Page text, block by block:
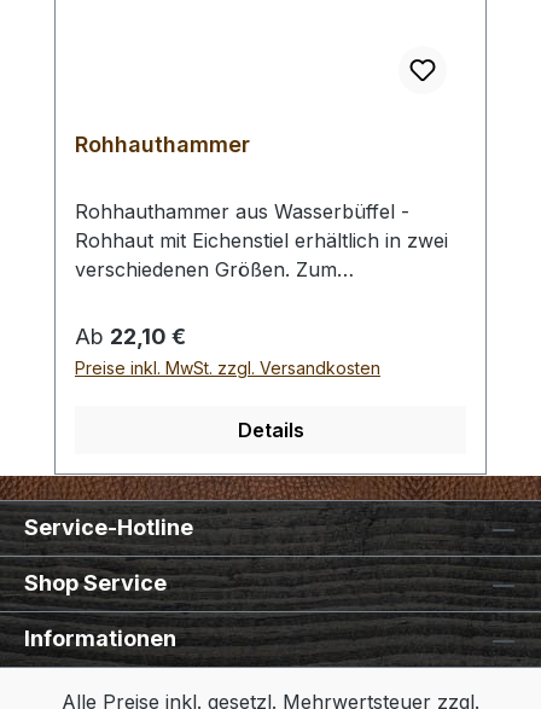
Rohhauthammer
Rohhauthammer aus Wasserbüffel -
Rohhaut mit Eichenstiel erhältlich in zwei
verschiedenen Größen. Zum
Locheisen, Punziereisen, etc.
Auswahlliste:#1 Gesamtgewicht: 295
Gramm / Kopf - Ø : 48 mm / Gesamtlänge
Kopf - Ø : 42 mm / Gesamtlänge : 290 mm
- Bei einer Bestellung 1 Stück erhalten Sie
1 Rohhauthammer der gewählten Größe.
Regulärer Preis:
Ab 22,10 €
Preise inkl. MwSt. zzgl. Versandkosten
Details
Service-Hotline
Shop Service
Informationen
Alle Preise inkl. gesetzl. Mehrwertsteuer zzgl.